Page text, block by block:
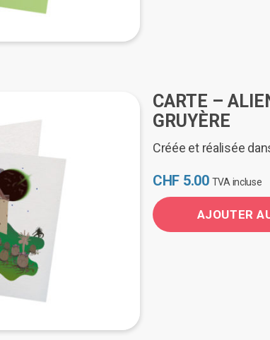
CARTE –
GRUYÈRE
Créée et réalisée
CHF 5.00 TVA incluse
AJOUTER